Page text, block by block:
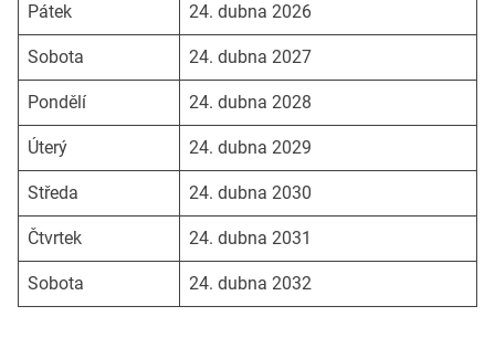
Pátek 24. dubna 2026
Sobota 24. dubna 2027
Pondělí 24. dubna 2028
Úterý 24. dubna 2029
Středa 24. dubna 2030
Čtvrtek 24. dubna 2031
Sobota 24. dubna 2032